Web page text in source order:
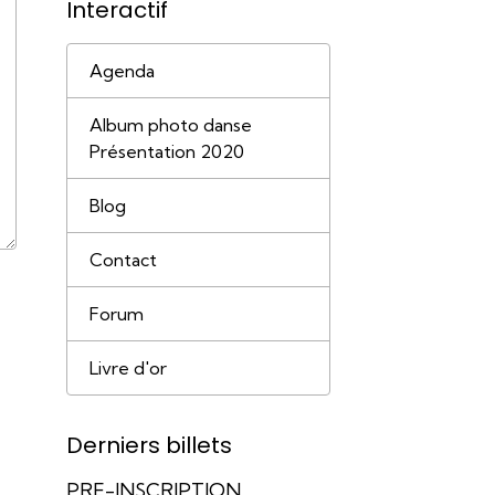
Interactif
Agenda
Album photo danse
Présentation 2020
Blog
Contact
Forum
Livre d'or
Derniers billets
PRE-INSCRIPTION